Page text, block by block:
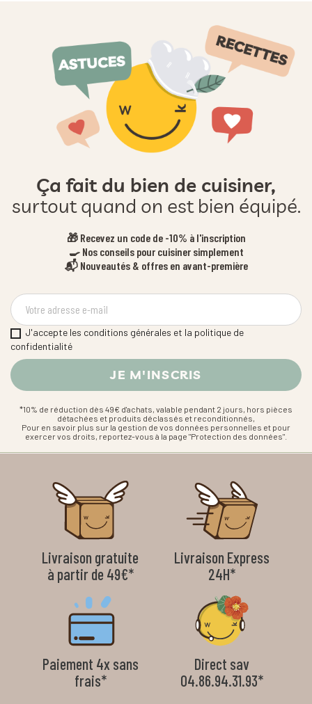
Ça fait du bien de cuisiner,
surtout quand on est bien équipé.
🎁 Recevez un code de -10% à l'inscription
🍳 Nos conseils pour cuisiner simplement
📬 Nouveautés & offres en avant-première
J'accepte les conditions générales et la politique de
confidentialité
*10% de réduction dès 49€ d'achats, valable pendant 2 jours, hors pièces
détachées et produits déclassés et reconditionnés,
Pour en savoir plus sur la gestion de vos données personnelles et pour
exercer vos droits, reportez-vous à la page "Protection des données".
Livraison gratuite
à partir de 49€*
Livraison Express
24H*
Paiement 4x sans
frais*
Direct sav
04.86.94.31.93*